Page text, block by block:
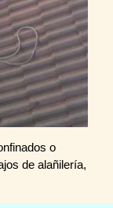
o
de alañilería,